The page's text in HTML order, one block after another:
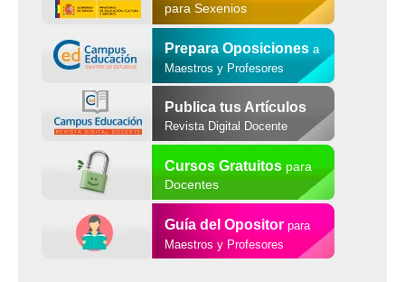
para Sexenios
Prepara Oposiciones a
Maestros y Profesores
Publica tus Artículos
Revista Digital Docente
Cursos Gratuitospara
Docentes
Guía del Opositor para
Maestros y Profesores